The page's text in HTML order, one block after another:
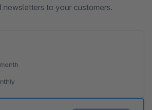
newsletters to your customers.